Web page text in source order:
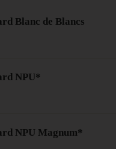
Blanc de Blancs
NPU*
NPU Magnum*